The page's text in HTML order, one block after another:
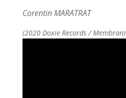
Corentin MARATRAT
(2020 Doxie Records / Membran)